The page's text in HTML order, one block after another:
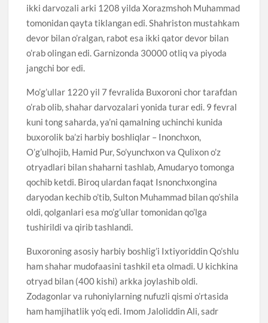
ikki darvozali arki 1208 yilda Xorazmshoh Muhammad
tomonidan qayta tiklangan edi. Shahriston mustahkam
devor bilan o’ralgan, rabot esa ikki qator devor bilan
o’rab olingan edi. Garnizonda 30000 otliq va piyoda
jangchi bor edi.
Mo’g’ullar 1220 yil 7 fevralida Buxoroni chor tarafdan
o’rab olib, shahar darvozalari yonida turar edi. 9 fevral
kuni tong saharda, ya’ni qamalning uchinchi kunida
buxorolik ba’zi harbiy boshliqlar – Inonchxon,
O’g’ulhojib, Hamid Pur, So’yunchxon va Qulixon o’z
otryadlari bilan shaharni tashlab, Amudaryo tomonga
qochib ketdi. Biroq ulardan faqat Isnonchxongina
daryodan kechib o’tib, Sulton Muhammad bilan qo’shila
oldi, qolganlari esa mo’g’ullar tomonidan qo’lga
tushirildi va qirib tashlandi.
Buxoroning asosiy harbiy boshlig’i Ixtiyoriddin Qo’shlu
ham shahar mudofaasini tashkil eta olmadi. U kichkina
otryad bilan (400 kishi) arkka joylashib oldi.
Zodagonlar va ruhoniylarning nufuzli qismi o’rtasida
ham hamjihatlik yo’q edi. Imom Jaloliddin Ali, sadr